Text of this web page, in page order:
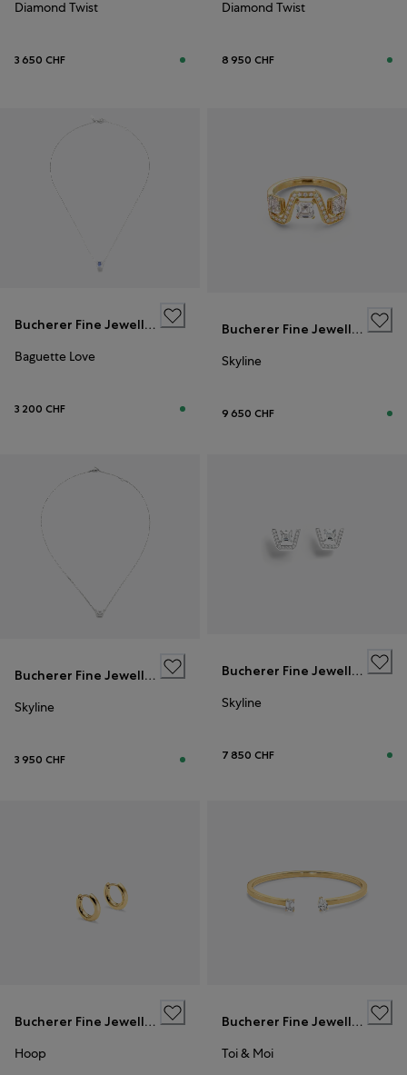
Diamond Twist
3 650 CHF
Diamond Twist
8 950 CHF
Bucherer Fine Jewellery
Baguette Love
3 200 CHF
Bucherer Fine Jewellery
Skyline
9 650 CHF
Bucherer Fine Jewellery
Skyline
3 950 CHF
Bucherer Fine Jewellery
Skyline
7 850 CHF
Bucherer Fine Jewellery
Hoop
Bucherer Fine Jewellery
Toi & Moi